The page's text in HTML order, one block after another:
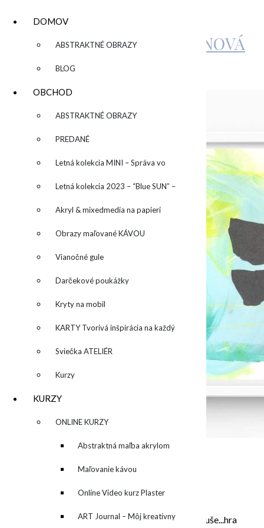
DOMOV
▼ ABSTRAKTNÉ OBRAZY
BLOG
OBCHOD
▼ ABSTRAKTNÉ OBRAZY
PREDANÉ
Letná kolekcia MINI – Správa vo
fľaši
Letná kolekcia 2023 – “Blue SUN” –
“Modré slnko”
Akryl & mixedmedia na papieri
Obrazy maľované KÁVOU
Vianočné gule
Darčekové poukážky
Kryty na mobil
KARTY Tvorivá inšpirácia na každý
deň
Sviečka ATELIÉR
Kurzy
KURZY
▼ ONLINE KURZY
▼ Abstraktná maľba akrylom
(Mixed Media)
Maľovanie kávou
Online Video kurz Plaster
ART
ART Journal – Môj kreatívny
KATARÍNA SUJOVÁ KALMANOVÁ
O MNE – ABOUT ME
Moje maľovanie je intuitívne, sú to príbehy mojej duše...hra